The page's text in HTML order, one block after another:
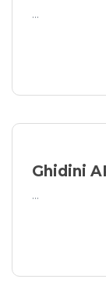
...
Ghidini
...